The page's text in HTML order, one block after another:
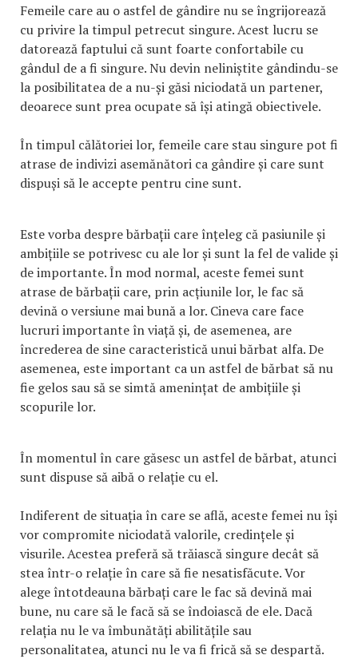
Femeile care au o astfel de gândire nu se îngrijorează
cu privire la timpul petrecut singure. Acest lucru se
datorează faptului că sunt foarte confortabile cu
gândul de a fi singure. Nu devin neliniștite gândindu-se
la posibilitatea de a nu-și găsi niciodată un partener,
deoarece sunt prea ocupate să își atingă obiectivele.
În timpul călătoriei lor, femeile care stau singure pot fi
atrase de indivizi asemănători ca gândire și care sunt
dispuși să le accepte pentru cine sunt.
Este vorba despre bărbații care înțeleg că pasiunile și
ambițiile se potrivesc cu ale lor și sunt la fel de valide și
de importante. În mod normal, aceste femei sunt
atrase de bărbații care, prin acțiunile lor, le fac să
devină o versiune mai bună a lor. Cineva care face
lucruri importante în viață și, de asemenea, are
încrederea de sine caracteristică unui bărbat alfa. De
asemenea, este important ca un astfel de bărbat să nu
fie gelos sau să se simtă amenințat de ambițiile și
scopurile lor.
În momentul în care găsesc un astfel de bărbat, atunci
sunt dispuse să aibă o relație cu el.
Indiferent de situația în care se află, aceste femei nu își
vor compromite niciodată valorile, credințele și
visurile. Acestea preferă să trăiască singure decât să
stea într-o relație în care să fie nesatisfăcute. Vor
alege întotdeauna bărbați care le fac să devină mai
bune, nu care să le facă să se îndoiască de ele. Dacă
relația nu le va îmbunătăți abilitățile sau
personalitatea, atunci nu le va fi frică să se despartă.